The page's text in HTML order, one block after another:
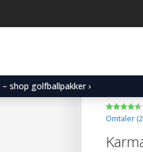
shop golfballpakker ›
Omtaler (